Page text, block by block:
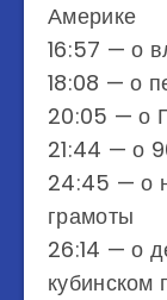
Америке
16:57 — о
18:08 — о
20:05 — о
21:44 — о
24:45 — о
грамоты
26:14 — о